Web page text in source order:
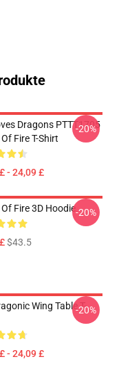
Dragons PTTT1705
Fire T-Shirt
- 24,09 £
-20%
Fire 3D Hoodie
$43.5
-20%
Wing Table T-
- 24,09 £
-20%